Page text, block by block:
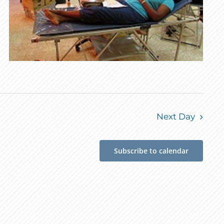
Next Day
Subscribe to calendar